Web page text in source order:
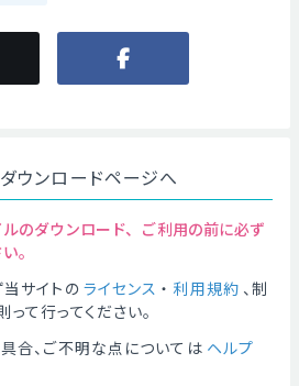
ウンロードページへ
のダウンロード、ご利用の前に必ず
。
サイトの ライセンス ・ 利用規約 、制
って行ってください。
合、ご不明な点については ヘルプ